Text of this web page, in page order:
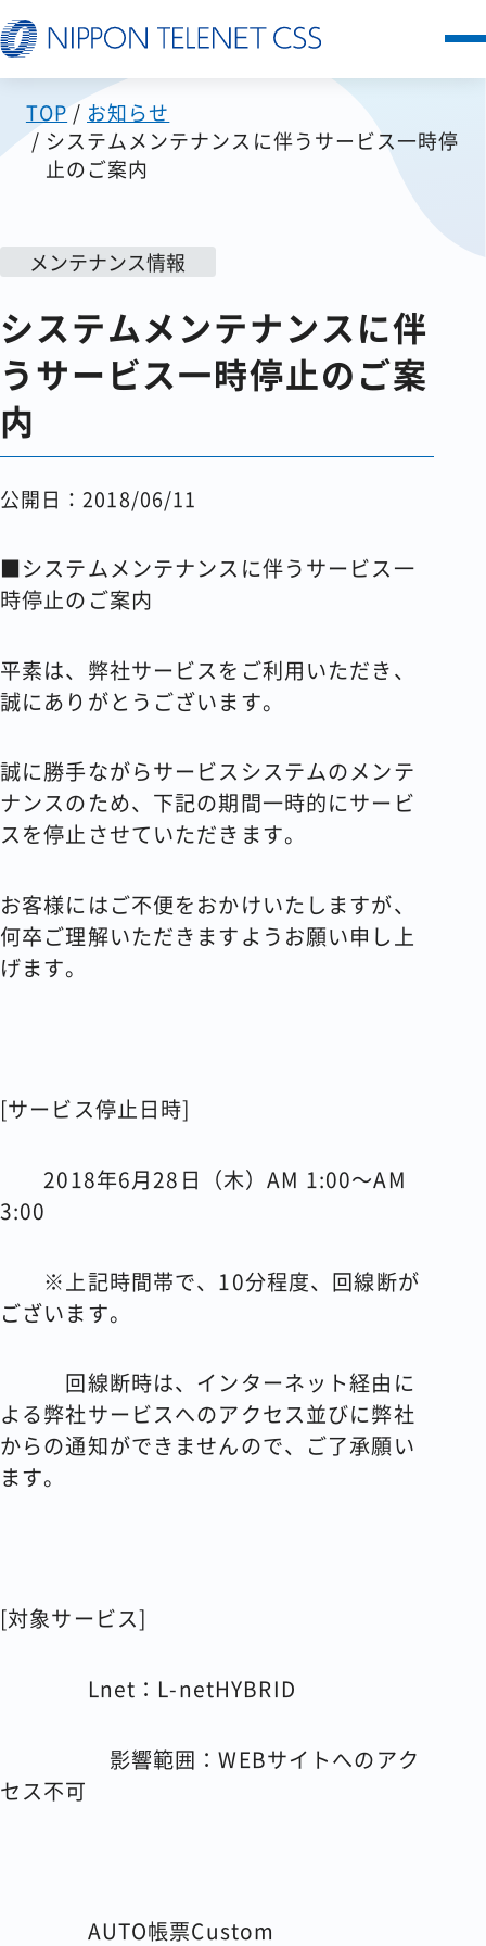
サービス一覧
お客様の声
セミナー
FAQ
お知らせ
会社情報
資料請求
TOP
お知らせ
システムメンテナンスに伴うサービス一時停
止のご案内
メンテナンス情報
システムメンテナンスに伴
うサービス一時停止のご案
内
公開日：2018/06/11
■システムメンテナンスに伴うサービス一
時停止のご案内
平素は、弊社サービスをご利用いただき、
誠にありがとうございます。
誠に勝手ながらサービスシステムのメンテ
ナンスのため、下記の期間一時的にサービ
スを停止させていただきます。
お客様にはご不便をおかけいたしますが、
何卒ご理解いただきますようお願い申し上
げます。
[サービス停止日時]
2018年6月28日（木）AM 1:00～AM
3:00
※上記時間帯で、10分程度、回線断が
ございます。
回線断時は、インターネット経由に
よる弊社サービスへのアクセス並びに弊社
からの通知ができませんので、ご了承願い
ます。
[対象サービス]
Lnet：L-netHYBRID
影響範囲：WEBサイトへのアク
セス不可
AUTO帳票Custom